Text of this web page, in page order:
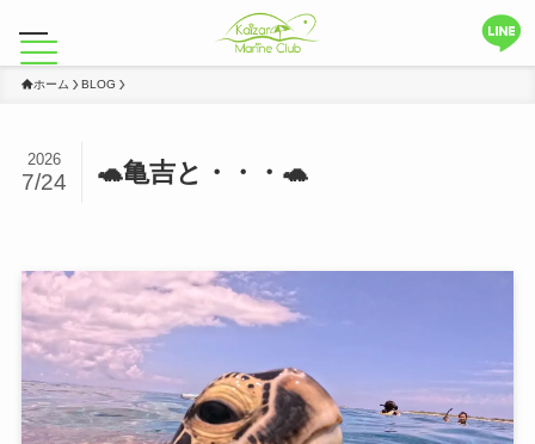
ホーム BLOG
🐢亀吉と・・・🐢
2026
7/24